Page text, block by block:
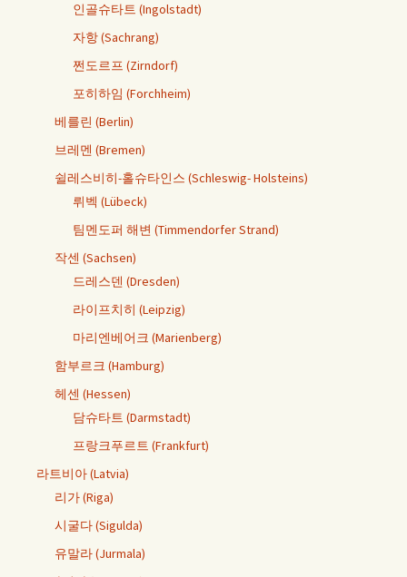
인골슈타트 (Ingolstadt)
자항 (Sachrang)
쩐도르프 (Zirndorf)
포히하임 (Forchheim)
베를린 (Berlin)
브레멘 (Bremen)
쉴레스비히-홀슈타인스 (Schleswig- Holsteins)
뤼벡 (Lübeck)
팀멘도퍼 해변 (Timmendorfer Strand)
작센 (Sachsen)
드레스덴 (Dresden)
라이프치히 (Leipzig)
마리엔베어크 (Marienberg)
함부르크 (Hamburg)
헤센 (Hessen)
담슈타트 (Darmstadt)
프랑크푸르트 (Frankfurt)
라트비아 (Latvia)
리가 (Riga)
시굴다 (Sigulda)
유말라 (Jurmala)